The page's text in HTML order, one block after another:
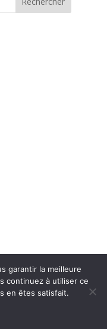
INGLOBO
garantir la meilleure
continuez à utiliser ce
en êtes satisfait.